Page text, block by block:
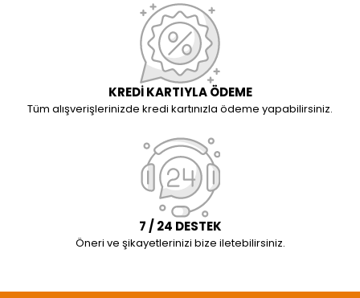
KREDİ KARTIYLA ÖDEME
Tüm alışverişlerinizde kredi kartınızla ödeme yapabilirsiniz.
7 / 24 DESTEK
Öneri ve şikayetlerinizi bize iletebilirsiniz.